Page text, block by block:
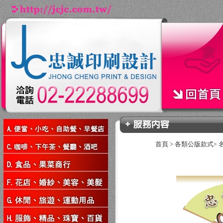
首頁 >各類公版款式>